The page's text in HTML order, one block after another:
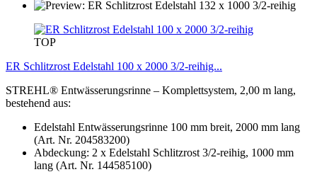
TOP
ER Schlitzrost Edelstahl 100 x 2000 3/2-reihig...
STREHL® Entwässerungsrinne – Komplettsystem, 2,00 m lang,
bestehend aus:
Edelstahl Entwässerungsrinne 100 mm breit, 2000 mm lang
(Art. Nr. 204583200)
Abdeckung: 2 x Edelstahl Schlitzrost 3/2-reihig, 1000 mm
lang (Art. Nr. 144585100)